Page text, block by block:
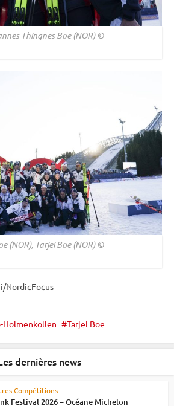
Thingnes Boe (NOR) ©
(NOR), Tarjei Boe (NOR) ©
NordicFocus
Holmenkollen Tarjei Boe
dernières news
Compétitions
Festival 2026 – Océane Michelon